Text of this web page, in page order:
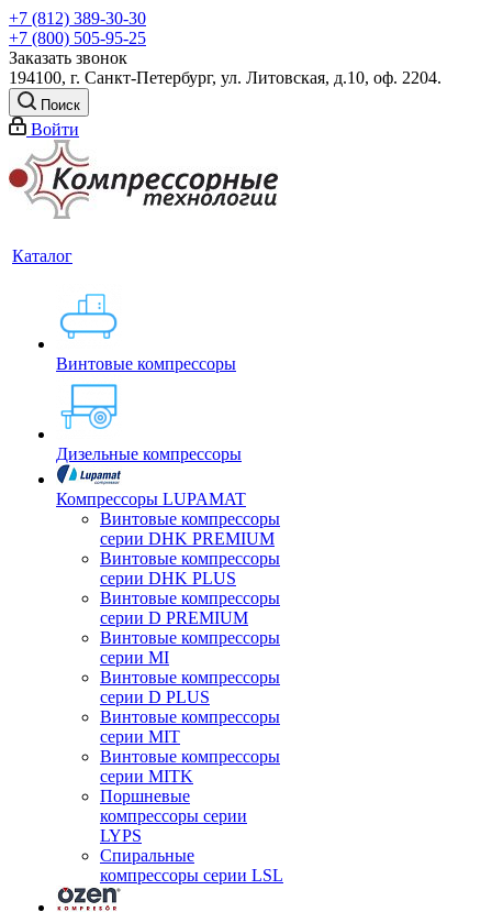
+7 (812) 389-30-30
+7 (800) 505-95-25
Заказать звонок
194100, г. Санкт-Петербург, ул. Литовская, д.10, оф. 2204.
Поиск
Войти
Каталог
Винтовые компрессоры
Дизельные компрессоры
Компрессоры LUPAMAT
Винтовые компрессоры
серии DHK PREMIUM
Винтовые компрессоры
серии DHK PLUS
Винтовые компрессоры
серии D PREMIUM
Винтовые компрессоры
серии MI
Винтовые компрессоры
серии D PLUS
Винтовые компрессоры
серии MIT
Винтовые компрессоры
серии MITK
Поршневые
компрессоры серии
LYPS
Спиральные
компрессоры серии LSL